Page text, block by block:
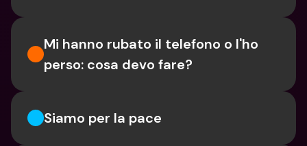
Mi hanno rubato il telefono o l'ho
perso: cosa devo fare?
Siamo per la pace